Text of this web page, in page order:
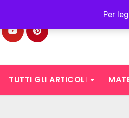
Per
TUTTI GLI ARTICOLI